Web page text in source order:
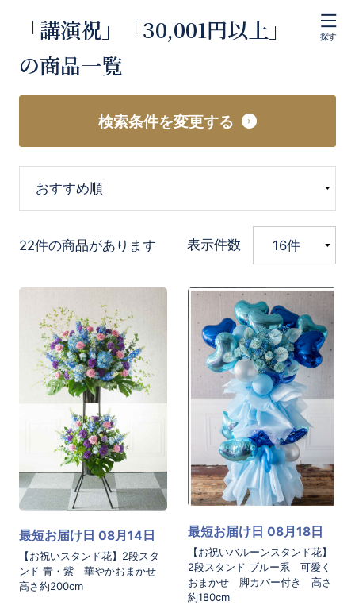
探す
「講演祝」「30,001円以上」
の商品一覧
検索条件を変更する
22件の商品があります 表示件数
【お祝いスタンド花】2段スタ
ンド 青・紫 華やかおまかせ
高さ約200cm
最短お届け日 08月14日
【お祝いバルーンスタンド花】
2段スタンド ブルー系 可愛く
おまかせ 脚カバー付き 高さ
約180cm
最短お届け日 08月18日